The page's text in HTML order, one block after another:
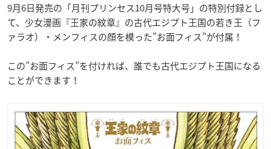
9月6日発売の「月刊プリンセス10月号特大号」の特別付録とし
て、少女漫画『王家の紋章』の古代エジプト王国の若き王（フ
ァラオ）・メンフィスの顔を模った”お面フィス”が付属！
この”お面フィス”を付ければ、誰でも古代エジプト王国になる
ことができます！